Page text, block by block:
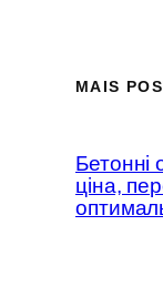
MAIS
Бетонні
ціна,